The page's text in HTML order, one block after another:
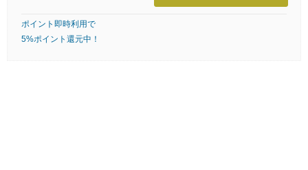
ポイント即時利用で
5%ポイント還元中！